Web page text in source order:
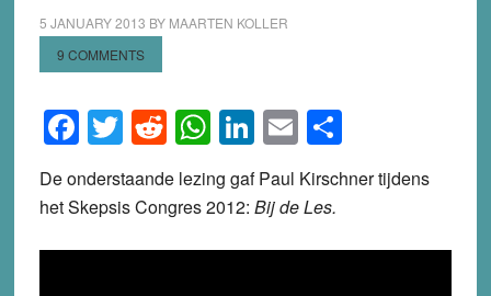
5 JANUARY 2013 BY MAARTEN KOLLER
9 COMMENTS
Facebook
Twitter
Reddit
WhatsApp
LinkedIn
EmailShare
De onderstaande lezing gaf Paul Kirschner tijdens
het Skepsis Congres 2012: Bij de Les.